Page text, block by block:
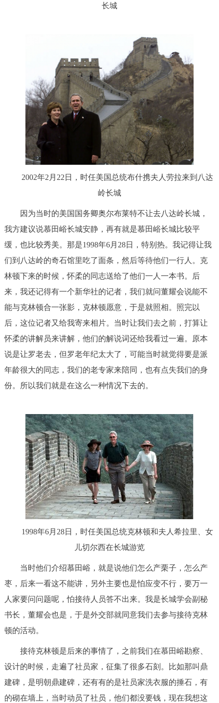
长城
2002年2月22日，时任美国总统布什携夫人劳拉来到八达
岭长城
因为当时的美国国务卿奥尔布莱特不让去八达岭长城，
我方建议说慕田峪长城安静，再有就是慕田峪长城比较平
缓，也比较秀美。那是1998年6月28日，特别热。我记得让我
们到八达岭的奇石馆里吃了面条，然后等待他们一行人。克
林顿下来的时候，怀柔的同志送给了他们一人一本书。后
来，我还记得有一个新华社的记者，我们就问董耀会说能不
能与克林顿合一张影，克林顿愿意，于是就照相。照完以
后，这位记者又给我寄来相片。当时让我们去之前，打算让
怀柔的讲解员来讲解，他们的解说词还给我看过一遍。原本
说是让罗老去，但罗老年纪太大了，可能当时就觉得要是派
年龄很大的同志，我们的老专家来陪同，也有点失我们的身
份。所以我们就是在这么一种情况下去的。
1998年6月28日，时任美国总统克林顿和夫人希拉里、女
儿切尔西在长城游览
当时他们介绍慕田峪，就是说他们怎么产栗子，怎么产
枣，后来一看这不能讲，另外主要也是怕应变不行，要万一
人家要问问题呢，怕接待人员答不出来。我是长城学会副秘
书长，董耀会也是，于是外交部就同意我们去参与接待克林
顿的活动。
接待克林顿是后来的事情了，之前我们在慕田峪勘察、
设计的时候，走遍了社员家，征集了很多石刻。比如那叫鼎
建碑，是明朝鼎建碑，还有有的是社员家洗衣服的捶石，有
的砌在墙上，当时动员了社员，他们都没要钱，现在我想这